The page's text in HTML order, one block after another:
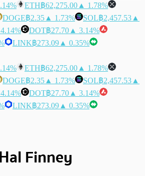
ETH฿62,275.00 ▲ 1.78%
DOGE฿2.35 ▲ 1.73% SOL฿2,457.53 ▲
DOT฿27.70 ▲ 3.14%
LINK฿273.09 ▲ 0.35%
ETH฿62,275.00 ▲ 1.78%
DOGE฿2.35 ▲ 1.73% SOL฿2,457.53 ▲
DOT฿27.70 ▲ 3.14%
LINK฿273.09 ▲ 0.35%
Hal Finney